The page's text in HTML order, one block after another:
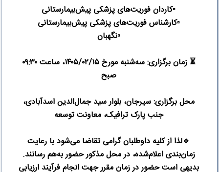
▫️کاردان فوریت‌های پزشکی پیش‌بیمارستانی
▫️کارشناس فوریت‌های پزشکی پیش‌بیمارستانی
▫️نگهبان
⏳️
زمان برگزاری: سه‌شنبه مورخ ۱۴۰۵/۰۲/۱۵، ساعت ۰۹:۳۰
صبح
محل برگزاری: سیرجان، بلوار سید جمال‌الدین اسدآبادی،
جنب پارک ترافیک، معاونت توسعه
🔹لذا از کلیه داوطلبان گرامی تقاضا می‌شود با رعایت
زمان‌بندی اعلام‌شده، در محل مذکور حضور به‌هم رسانند.
بدیهی است حضور در زمان مقرر جهت انجام فرآیند ارزیابی